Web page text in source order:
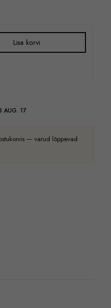
Lisa korvi
AUG. 17
— varud lõppevad